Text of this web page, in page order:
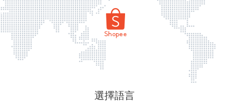
頁面無法顯示
選擇語言